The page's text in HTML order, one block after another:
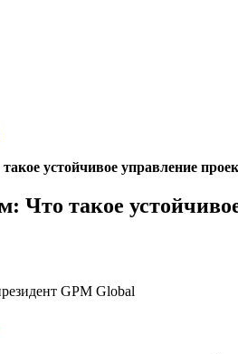
устойчивое управление
Что такое
GPM Global